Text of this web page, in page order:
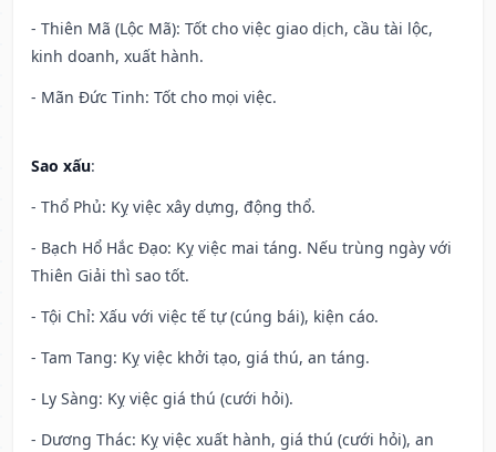
- Thiên Mã (Lộc Mã): Tốt cho việc giao dịch, cầu tài lộc,
kinh doanh, xuất hành.
- Mãn Đức Tinh: Tốt cho mọi việc.
Sao xấu:
- Thổ Phủ: Kỵ việc xây dựng, động thổ.
- Bạch Hổ Hắc Đạo: Kỵ việc mai táng. Nếu trùng ngày với
Thiên Giải thì sao tốt.
- Tội Chỉ: Xấu với việc tế tự (cúng bái), kiện cáo.
- Tam Tang: Kỵ việc khởi tạo, giá thú, an táng.
- Ly Sàng: Kỵ việc giá thú (cưới hỏi).
- Dương Thác: Kỵ việc xuất hành, giá thú (cưới hỏi), an